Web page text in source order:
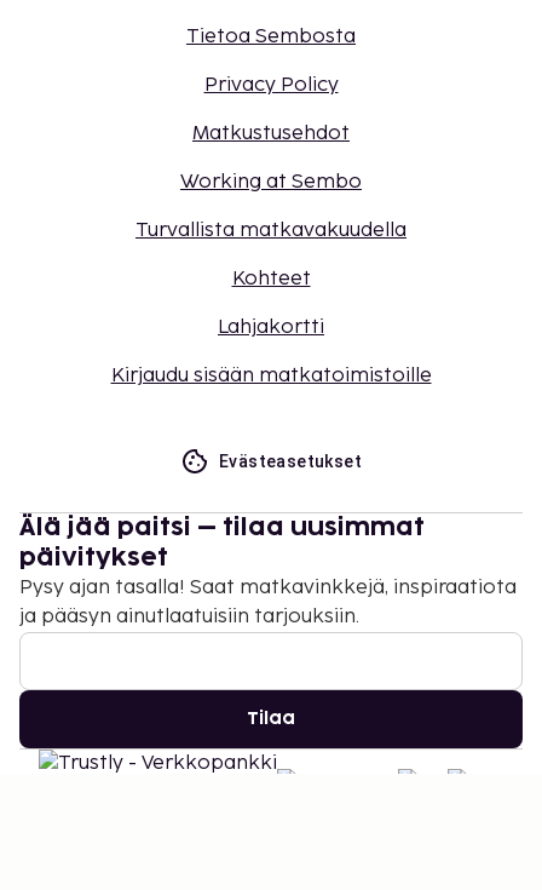
Tietoa Sembosta
Privacy Policy
Matkustusehdot
Working at Sembo
Turvallista matkavakuudella
Kohteet
Lahjakortti
Kirjaudu sisään matkatoimistoille
Evästeasetukset
Älä jää paitsi – tilaa uusimmat
päivitykset
Pysy ajan tasalla! Saat matkavinkkejä, inspiraatiota
ja pääsyn ainutlaatuisiin tarjouksiin.
Tilaa